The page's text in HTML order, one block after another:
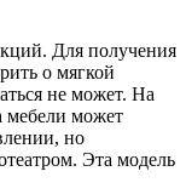
Для получения
о мягкой
не может. На
мебели может
но
Эта модель